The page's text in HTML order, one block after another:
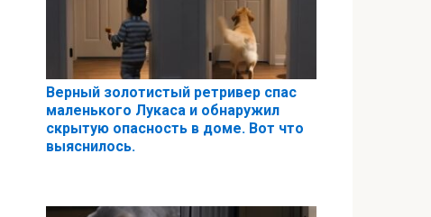
Верный золотистый ретривер спас
маленького Лукаса и обнаружил
скрытую опасность в доме. Вот что
выяснилось.